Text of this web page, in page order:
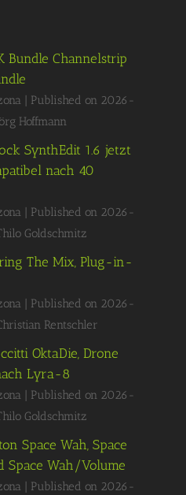
Bundle Channelstrip
Published on 2026-
Hoffmann
SynthEdit 1.6 jetzt
nach 40
Published on 2026-
Goldschmitz
The Mix, Plug-in-
Published on 2026-
Rentschler
OktaDie, Drone
Lyra-8
Published on 2026-
Goldschmitz
Space Wah, Space
Space Wah/Volume
Published on 2026-